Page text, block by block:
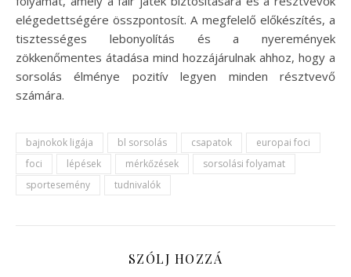
elégedettségére összpontosít. A megfelelő előkészítés, a
tisztességes lebonyolítás és a nyeremények
zökkenőmentes átadása mind hozzájárulnak ahhoz, hogy a
sorsolás élménye pozitív legyen minden résztvevő
számára.
bajnokok ligája bl sorsolás csapatok
europai foci
foci
lépések mérkőzések
sorsolási folyamat
sportesemény
tudnivalók
SZÓLJ HOZZÁ